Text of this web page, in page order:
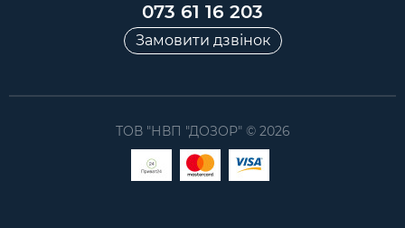
073 61 16 203
Замовити дзвінок
ТОВ "НВП "ДОЗОР" © 2026